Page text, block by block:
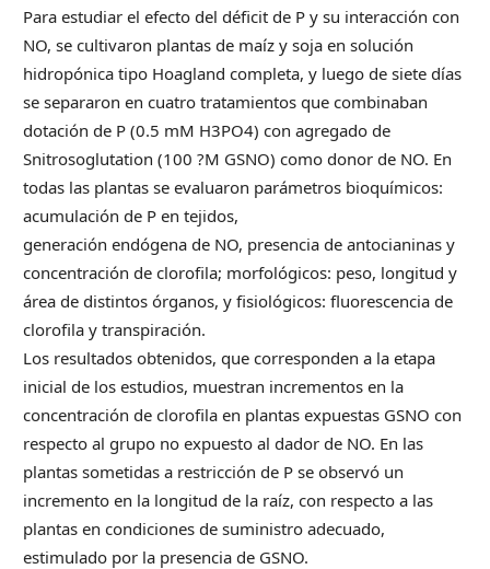
Para estudiar el efecto del déficit de P y su interacción con
NO, se cultivaron plantas de maíz y soja en solución
hidropónica tipo Hoagland completa, y luego de siete días
se separaron en cuatro tratamientos que combinaban
dotación de P (0.5 mM H3PO4) con agregado de
Snitrosoglutation (100 ?M GSNO) como donor de NO. En
todas las plantas se evaluaron parámetros bioquímicos:
acumulación de P en tejidos,
generación endógena de NO, presencia de antocianinas y
concentración de clorofila; morfológicos: peso, longitud y
área de distintos órganos, y fisiológicos: fluorescencia de
clorofila y transpiración.
Los resultados obtenidos, que corresponden a la etapa
inicial de los estudios, muestran incrementos en la
concentración de clorofila en plantas expuestas GSNO con
respecto al grupo no expuesto al dador de NO. En las
plantas sometidas a restricción de P se observó un
incremento en la longitud de la raíz, con respecto a las
plantas en condiciones de suministro adecuado,
estimulado por la presencia de GSNO.